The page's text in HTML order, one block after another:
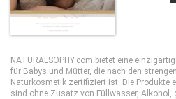
NATURALSOPHY.com bietet eine
für Babys und Mütter, die nach den
Naturkosmetik zertifiziert ist. Die Produkte
sind ohne Zusatz von Füllwasser, Alkohol,